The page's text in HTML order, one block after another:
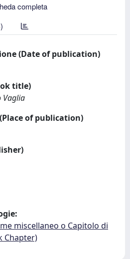
completa
(Date of publication)
title)
Vaglia
of publication)
miscellaneo o Capitolo di
Chapter)